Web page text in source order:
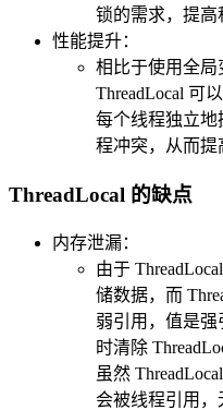
锁的需求，提高
性能提升：
相比于使用全局
ThreadLocal 可
每个线程独立
程冲突，从而提
ThreadLocal 的缺点
内存泄漏：
由于
储数据，而
弱引用，值是
时清除
虽然
会被线程引用，